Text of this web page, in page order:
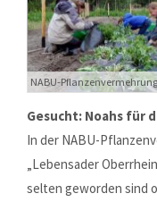
NABU-
Gesucht: Noahs für
In der NABU-
„Lebens­ader
selten gewor­den sind